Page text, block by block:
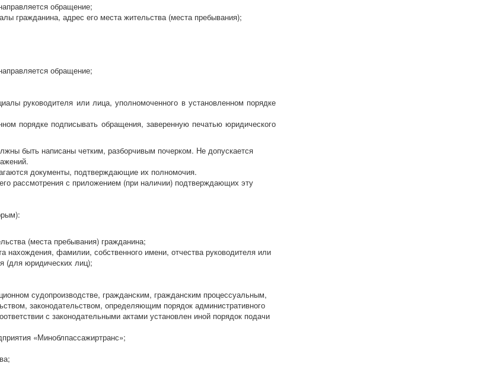
обращение;
гражданина, адрес его места жительства (места пребывания);
обращение;
руководителя или лица, уполномоченного в установленном порядке
порядке подписывать обращения, заверенную печатью юридического
быть написаны четким, разборчивым почерком. Не допускается
документы, подтверждающие их полномочия.
рассмотрения с приложением (при наличии) подтверждающих эту
(места пребывания) гражданина;
нахождения, фамилии, собственного имени, отчества руководителя или
(для юридических лиц);
судопроизводстве, гражданским, гражданским процессуальным,
законодательством, определяющим порядок административного
с законодательными актами установлен иной порядок подачи
«Миноблпассажиртранс»;